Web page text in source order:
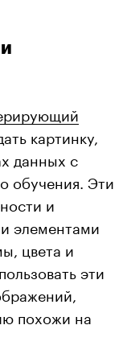
картинку,
данных с
обучения. Эти
и
элементами
цвета и
эти
похожи на